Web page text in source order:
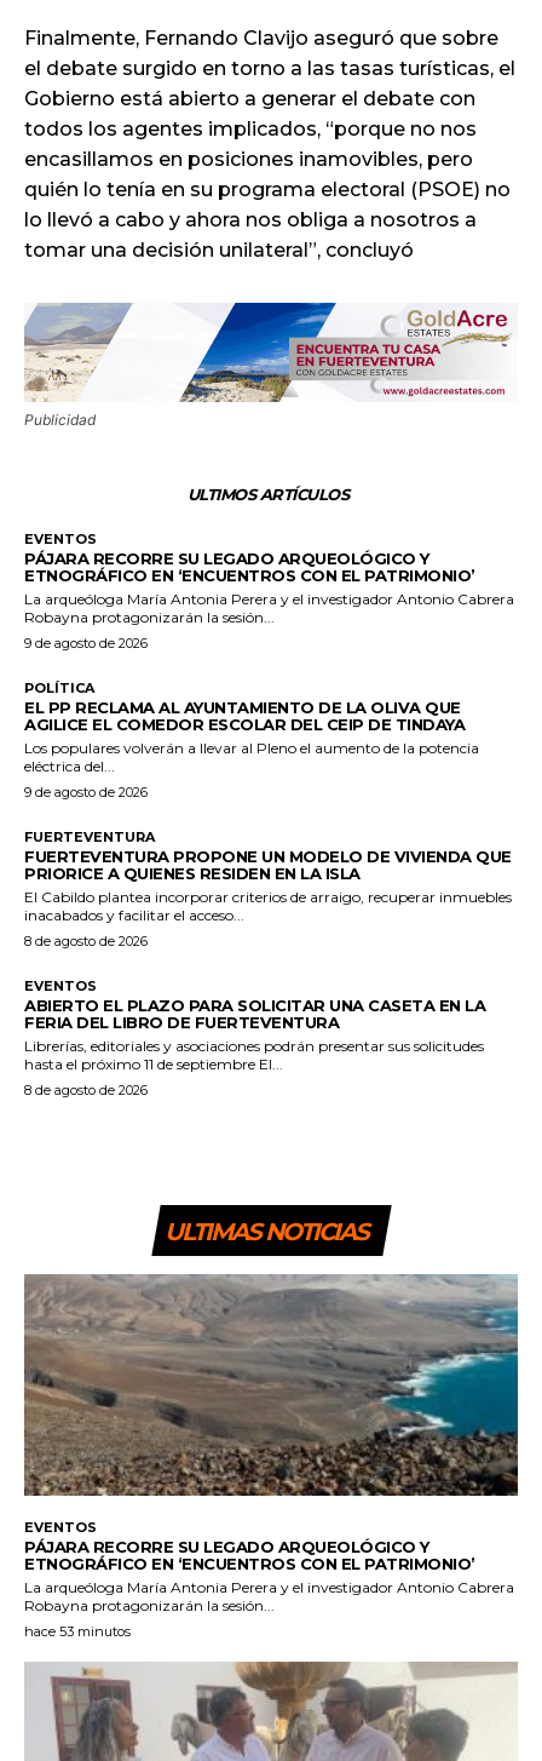
Finalmente, Fernando Clavijo aseguró que sobre
el debate surgido en torno a las tasas turísticas, el
Gobierno está abierto a generar el debate con
todos los agentes implicados, “porque no nos
encasillamos en posiciones inamovibles, pero
quién lo tenía en su programa electoral (PSOE) no
lo llevó a cabo y ahora nos obliga a nosotros a
tomar una decisión unilateral”, concluyó
Publicidad
ULTIMOS ARTÍCULOS
EVENTOS
PÁJARA RECORRE SU LEGADO ARQUEOLÓGICO Y
ETNOGRÁFICO EN ‘ENCUENTROS CON EL PATRIMONIO’
La arqueóloga María Antonia Perera y el investigador Antonio Cabrera
Robayna protagonizarán la sesión...
9 de agosto de 2026
POLÍTICA
EL PP RECLAMA AL AYUNTAMIENTO DE LA OLIVA QUE
AGILICE EL COMEDOR ESCOLAR DEL CEIP DE TINDAYA
Los populares volverán a llevar al Pleno el aumento de la potencia
eléctrica del...
9 de agosto de 2026
FUERTEVENTURA
FUERTEVENTURA PROPONE UN MODELO DE VIVIENDA QUE
PRIORICE A QUIENES RESIDEN EN LA ISLA
El Cabildo plantea incorporar criterios de arraigo, recuperar inmuebles
inacabados y facilitar el acceso...
8 de agosto de 2026
EVENTOS
ABIERTO EL PLAZO PARA SOLICITAR UNA CASETA EN LA
FERIA DEL LIBRO DE FUERTEVENTURA
Librerías, editoriales y asociaciones podrán presentar sus solicitudes
hasta el próximo 11 de septiembre El...
8 de agosto de 2026
ULTIMAS NOTICIAS
EVENTOS
PÁJARA RECORRE SU LEGADO ARQUEOLÓGICO Y
ETNOGRÁFICO EN ‘ENCUENTROS CON EL PATRIMONIO’
La arqueóloga María Antonia Perera y el investigador Antonio Cabrera
Robayna protagonizarán la sesión...
hace 53 minutos